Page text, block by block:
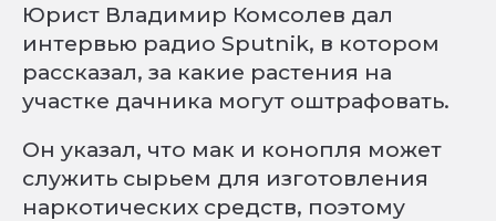
Юрист Владимир Комсолев дал
интервью радио Sputnik, в котором
рассказал, за какие растения на
участке дачника могут оштрафовать.
Он указал, что мак и конопля может
служить сырьем для изготовления
наркотических средств, поэтому